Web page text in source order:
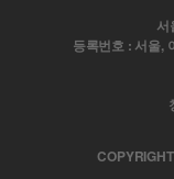
서
등록번호 : 서울,